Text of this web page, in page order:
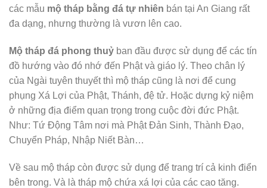
các mẫu mộ tháp bằng đá tự nhiên bán tại An Giang rất
đa dạng, nhưng thường là vươn lên cao.
Mộ tháp đá phong thuỷ ban đầu được sử dụng để các tín
đồ hướng vào đó nhớ đến Phật và giáo lý. Theo chân lý
của Ngài tuyên thuyết thì mộ tháp cũng là nơi để cung
phụng Xá Lợi của Phật, Thánh, đệ tử. Hoặc dựng kỷ niệm
ở những địa điểm quan trọng trong cuộc đời đức Phật.
Như: Tứ Động Tâm nơi mà Phật Đản Sinh, Thành Đạo,
Chuyển Pháp, Nhập Niết Bàn…
Về sau mộ tháp còn được sử dụng để trang trí cả kinh điển
bên trong. Và là tháp mộ chứa xá lợi của các cao tăng.